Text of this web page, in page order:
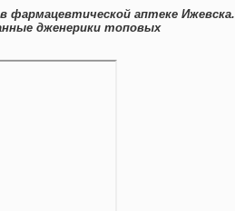
фармацевтической аптеке Ижевска.
дженерики топовых